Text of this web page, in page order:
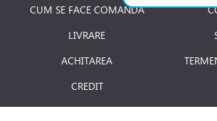
CUM SE FACE COMANDA
LIVRARE
ACHITAREA
CREDIT
RETURNAREA PRODUSULUI